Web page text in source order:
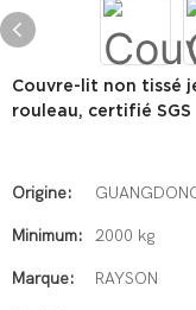
Couvre-lit non tissé
rouleau, certifié SGS
Origine:
Minimum: 2000 kg
Marque: RAYSON